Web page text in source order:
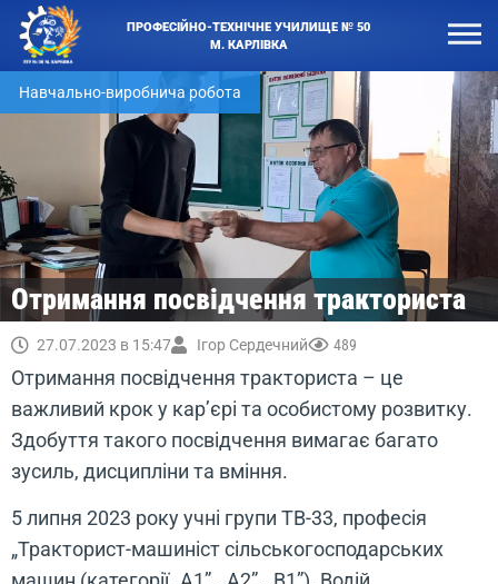
ПРОФЕСІЙНО-ТЕХНІЧНЕ УЧИЛИЩЕ № 50
М. КАРЛІВКА
Навчально-виробнича робота
Отримання посвідчення тракториста
27.07.2023 в 15:47 Ігор Сердечний 489
Отримання посвідчення тракториста – це
важливий крок у кар’єрі та особистому розвитку.
Здобуття такого посвідчення вимагає багато
зусиль, дисципліни та вміння.
5 липня 2023 року учні групи ТВ-33, професія
„Тракторист-машиніст сільськогосподарських